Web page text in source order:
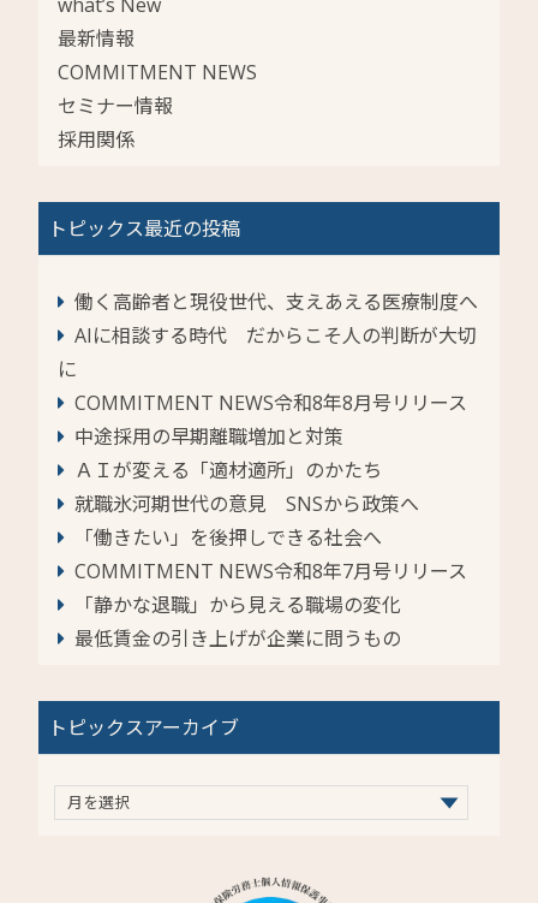
最新情報
COMMITMENT NEWS
セミナー情報
採用関係
トピックス最近の投稿
働く高齢者と現役世代、支えあえる医療制度へ
AIに相談する時代 だからこそ人の判断が大切
に
COMMITMENT NEWS令和8年8月号リリース
中途採用の早期離職増加と対策
ＡＩが変える「適材適所」のかたち
就職氷河期世代の意見 SNSから政策へ
「働きたい」を後押しできる社会へ
COMMITMENT NEWS令和8年7月号リリース
「静かな退職」から見える職場の変化
最低賃金の引き上げが企業に問うもの
トピックスアーカイブ